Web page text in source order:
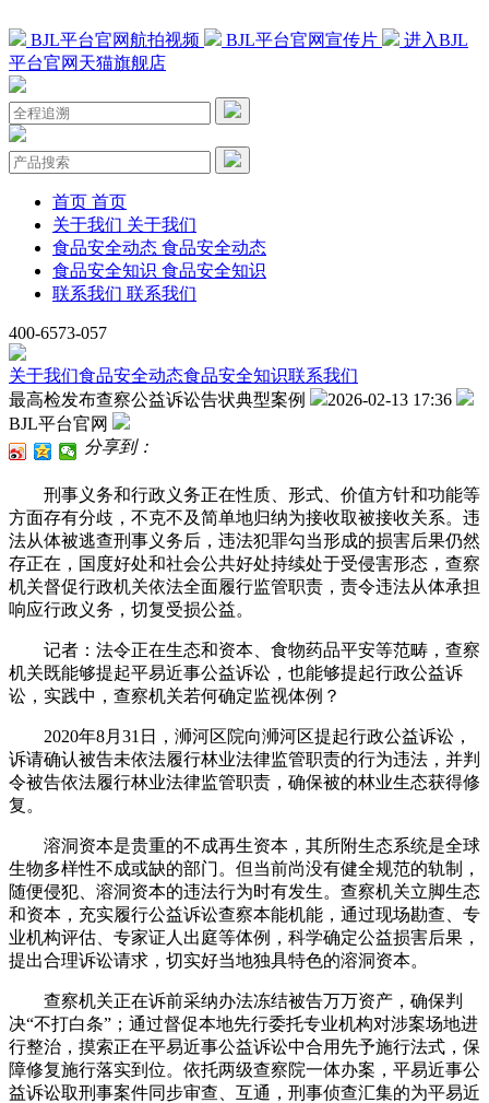
BJL平台官网航拍视频 BJL平台官网宣传片
进入BJL
平台官网天猫旗舰店
首页 首页
关于我们 关于我们
食品安全动态 食品安全动态
食品安全知识 食品安全知识
联系我们 联系我们
400-6573-057
关于我们食品安全动态食品安全知识联系我们
最高检发布查察公益诉讼告状典型案例
2026-02-13 17:36
BJL平台官网
分享到：
刑事义务和行政义务正在性质、形式、价值方针和功能等
方面存有分歧，不克不及简单地归纳为接收取被接收关系。违
法从体被逃查刑事义务后，违法犯罪勾当形成的损害后果仍然
存正在，国度好处和社会公共好处持续处于受侵害形态，查察
机关督促行政机关依法全面履行监管职责，责令违法从体承担
响应行政义务，切复受损公益。
记者：法令正在生态和资本、食物药品平安等范畴，查察
机关既能够提起平易近事公益诉讼，也能够提起行政公益诉
讼，实践中，查察机关若何确定监视体例？
2020年8月31日，浉河区院向浉河区提起行政公益诉讼，
诉请确认被告未依法履行林业法律监管职责的行为违法，并判
令被告依法履行林业法律监管职责，确保被的林业生态获得修
复。
溶洞资本是贵重的不成再生资本，其所附生态系统是全球
生物多样性不成或缺的部门。但当前尚没有健全规范的轨制，
随便侵犯、溶洞资本的违法行为时有发生。查察机关立脚生态
和资本，充实履行公益诉讼查察本能机能，通过现场勘查、专
业机构评估、专家证人出庭等体例，科学确定公益损害后果，
提出合理诉讼请求，切实好当地独具特色的溶洞资本。
查察机关正在诉前采纳办法冻结被告万万资产，确保判
决“不打白条”；通过督促本地先行委托专业机构对涉案场地进
行整治，摸索正在平易近事公益诉讼中合用先予施行法式，保
障修复施行落实到位。依托两级查察院一体办案，平易近事公
益诉讼取刑事案件同步审查、互通，刑事侦查汇集的为平易近